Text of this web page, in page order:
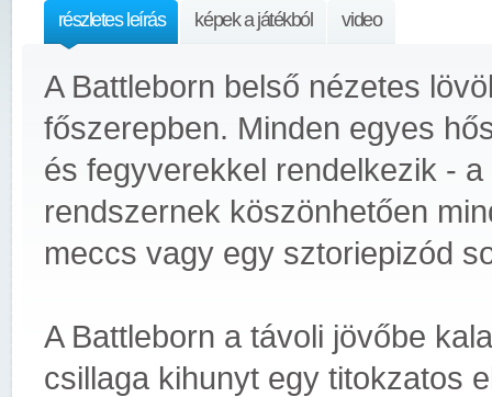
részletes leírás képek a játékból video
A Battleborn belső nézetes
főszerepben. Minden egyes
és fegyverekkel rendelkezik -
rendszernek köszönhetően
meccs vagy egy sztoriepizód
A Battleborn a távoli jövőbe
csillaga kihunyt egy titokzatos